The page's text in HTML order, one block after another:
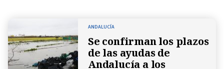
ANDALUCÍA
Se confirman los plazos
de las ayudas de
Andalucía a los